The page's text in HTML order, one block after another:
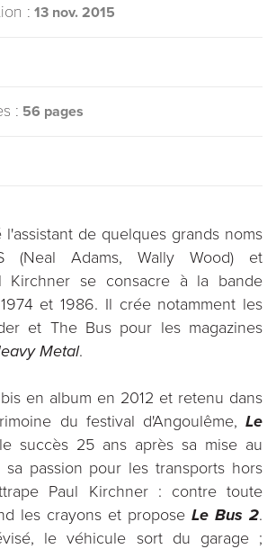
: 13 nov. 2015
: 56 pages
l'assistant de quelques grands noms
(Neal Adams, Wally Wood) et
Kirchner se consacre à la bande
et 1986. Il crée notamment les
et The Bus pour les magazines
Metal.
en album en 2012 et retenu dans
du festival d'Angoulême, Le
succès 25 ans après sa mise au
sa passion pour les transports hors
Paul Kirchner : contre toute
les crayons et propose Le Bus 2.
le véhicule sort du garage ;